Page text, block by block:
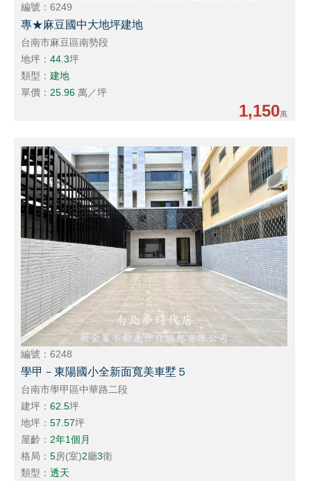
編號：6249
專★麻豆國中大地坪建地
台南市麻豆區南勢段
地坪：44.3坪
類型：建地
單價： 25.96 萬／坪
1,150萬
編號：6248
學甲－東陽國小全新面寬美車墅５
台南市學甲區中華路二段
建坪：62.5坪
地坪：57.57坪
屋齡： 2年1個月
格局：5房(室)2廳3衛
類型：透天